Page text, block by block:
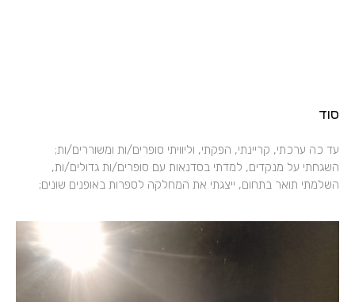
סוד
עד כה ערכתי, קריינתי, הפקתי, וליוויתי סופרים/ות ומשוררים/ות;
השגחתי על מנקדים, למדתי בסדנאות עם סופרים/ות גדולים/ות,
השלמתי תואר בתחום, ייצגתי את המחלקה לספרות באופנים שונים;